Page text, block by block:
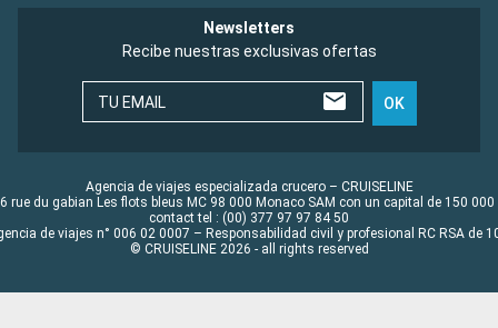
Newsletters
Recibe nuestras exclusivas ofertas
TU EMAIL OK
Agencia de viajes especializada crucero – CRUISELINE
rue du gabian Les flots bleus MC 98 000 Monaco SAM con un capital de 150 000
contact tel : (00) 377 97 97 84 50
de viajes n° 006 02 0007 – Responsabilidad civil y profesional RC RSA de
© CRUISELINE 2026 - all rights reserved